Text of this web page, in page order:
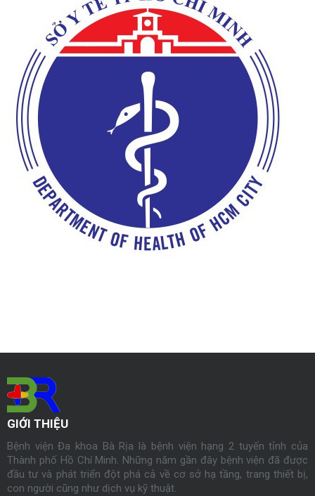
GIỚI THIỆU
Bệnh viện Đa khoa Bà Rịa là bệnh viện hạng 2 tuyến tỉnh của
Thành phố Hồ Chí Minh. Những năm gần đây bệnh viện đã được
đầu tư và phát triển đột phá cả về cơ sở hạ tầng, trang thiết bị,
con người cũng như dịch vụ kỹ thuật.